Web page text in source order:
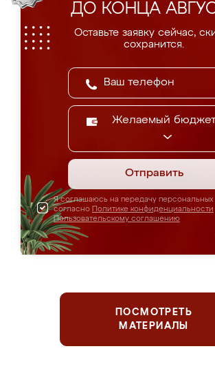
ДО КОНЦА
Оставьте заявку сейчас,
сохранится.
Желаемый
Отправить
Я соглашаюсь на передачу персональных
согласно Политике конфиденциальности
Пользовательскому соглашению
ПОСМОТРЕТЬ
МАТЕРИАЛЫ